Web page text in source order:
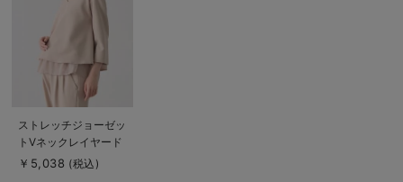
商
品
詳
を
ストレッチジョーゼッ
トVネックレイヤード
トップス マタニテ
￥5,038 (税込)